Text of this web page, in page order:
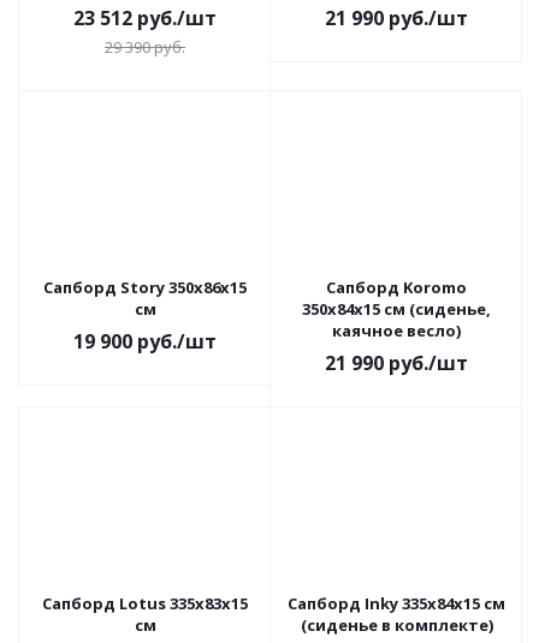
23 512 руб./шт
29 390руб.
21 990 руб./шт
Сапборд Story 350x86x15
см
19 900 руб./шт
Сапборд Koromo
350x84x15 см (сиденье,
каячное весло)
21 990 руб./шт
Сапборд Lotus 335x83x15
см
Сапборд Inky 335x84x15 см
(сиденье в комплекте)